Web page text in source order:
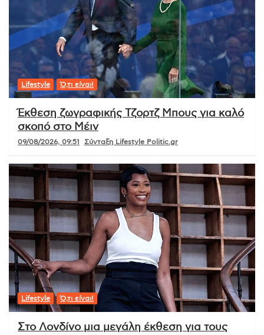
Lifestyle Ό,τι είναι!
Έκθεση ζωγραφικής Τζορτζ Μπους για καλό
σκοπό στο Μέιν
09/08/2026, 09:51 Σύνταξη Lifestyle Politic.gr
Lifestyle Ό,τι είναι!
Στο Λονδίνο μια μεγάλη έκθεση για τους